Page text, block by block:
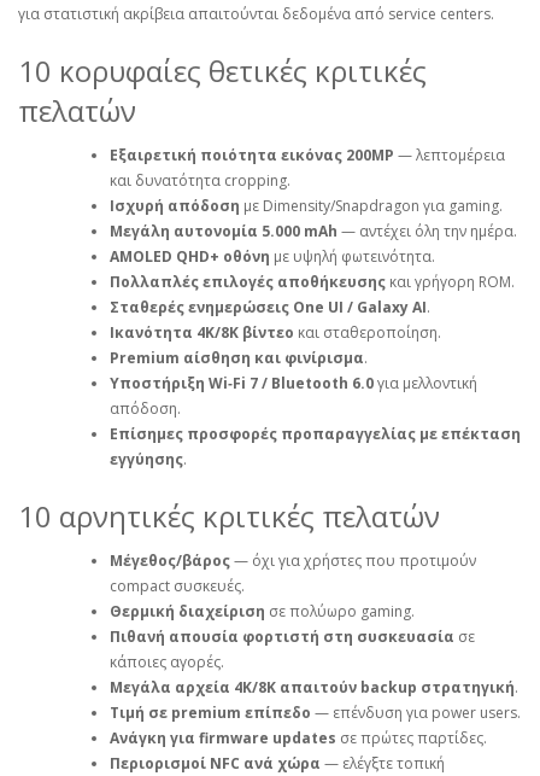
για στατιστική ακρίβεια απαιτούνται δεδομένα από service centers.
10 κορυφαίες θετικές κριτικές
πελατών
Εξαιρετική ποιότητα εικόνας 200MP — λεπτομέρεια
και δυνατότητα cropping.
Ισχυρή απόδοση με Dimensity/Snapdragon για gaming.
Μεγάλη αυτονομία 5.000 mAh — αντέχει όλη την ημέρα.
AMOLED QHD+ οθόνη με υψηλή φωτεινότητα.
Πολλαπλές επιλογές αποθήκευσης και γρήγορη ROM.
Σταθερές ενημερώσεις One UI / Galaxy AI.
Ικανότητα 4K/8K βίντεο και σταθεροποίηση.
Premium αίσθηση και φινίρισμα.
Υποστήριξη Wi‑Fi 7 / Bluetooth 6.0για μελλοντική
απόδοση.
Επίσημες προσφορές προπαραγγελίας με επέκταση
εγγύησης.
10 αρνητικές κριτικές πελατών
Μέγεθος/βάρος— όχι για χρήστες που προτιμούν
compact συσκευές.
Θερμική διαχείριση σε πολύωρο gaming.
Πιθανή απουσία φορτιστή στη συσκευασία σε
κάποιες αγορές.
Μεγάλα αρχεία 4K/8K απαιτούν backup στρατηγική.
Τιμή σε premium επίπεδο — επένδυση για power users.
Ανάγκη για firmware updates σε πρώτες παρτίδες.
Περιορισμοί NFC ανά χώρα — ελέγξτε τοπική